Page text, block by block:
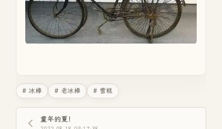
# 冰棒 # 老冰棒 # 雪糕
童年的夏！